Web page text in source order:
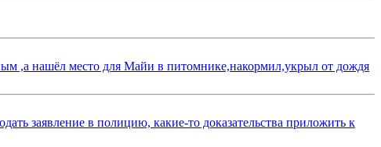
,а нашёл место для Майи в питомнике,накормил,укрыл от дождя
заявление в полицию, какие-то доказательства приложить к